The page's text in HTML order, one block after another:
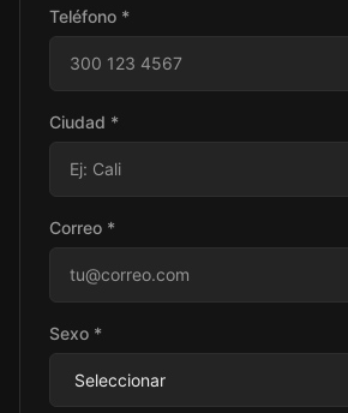
Teléfono *
Ciudad *
Correo *
Sexo *